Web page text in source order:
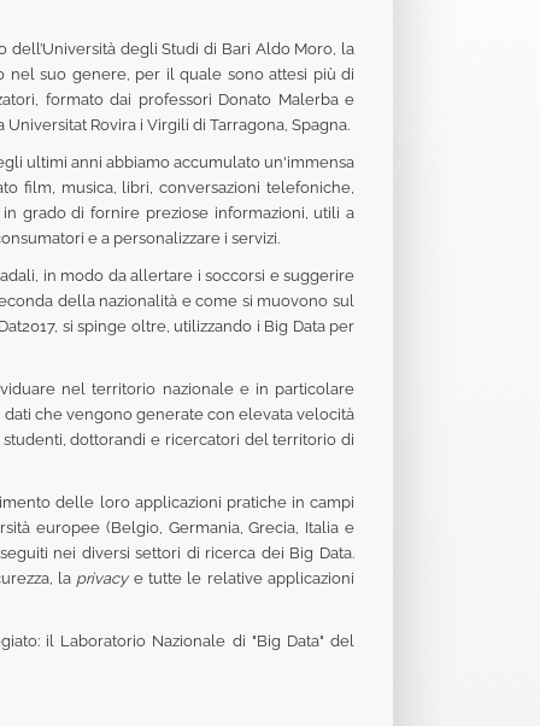
degli Studi di Bari Aldo Moro, la
nel suo genere, per il quale sono attesi più di
formato dai professori Donato Malerba e
Rovira i Virgili di Tarragona, Spagna.
ultimi anni abbiamo accumulato un'immensa
film, musica, libri, conversazioni telefoniche,
grado di fornire preziose informazioni, utili a
e a personalizzare i servizi.
in modo da allertare i soccorsi e suggerire
della nazionalità e come si muovono sul
si spinge oltre, utilizzando i Big Data per
nel territorio nazionale e in particolare
che vengono generate con elevata velocità
dottorandi e ricercatori del territorio di
delle loro applicazioni pratiche in campi
europee (Belgio, Germania, Grecia, Italia e
nei diversi settori di ricerca dei Big Data.
la privacye tutte le relative applicazioni
il Laboratorio Nazionale di "Big Data" del